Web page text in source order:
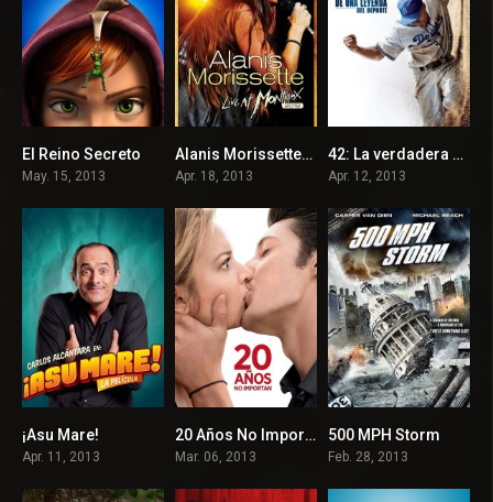
6.6
El Reino Secreto
May. 15, 2013
7.6Alanis Morissette: Live at Montreux 2012
Apr. 18, 2013
7.5
42: La verdadera historia de una leyenda americana
Apr. 12, 2013
¡Asu Mare!
Apr. 11, 2013
6.320 Años No Importan
Mar. 06, 2013
500 MPH Storm
Feb. 28, 2013